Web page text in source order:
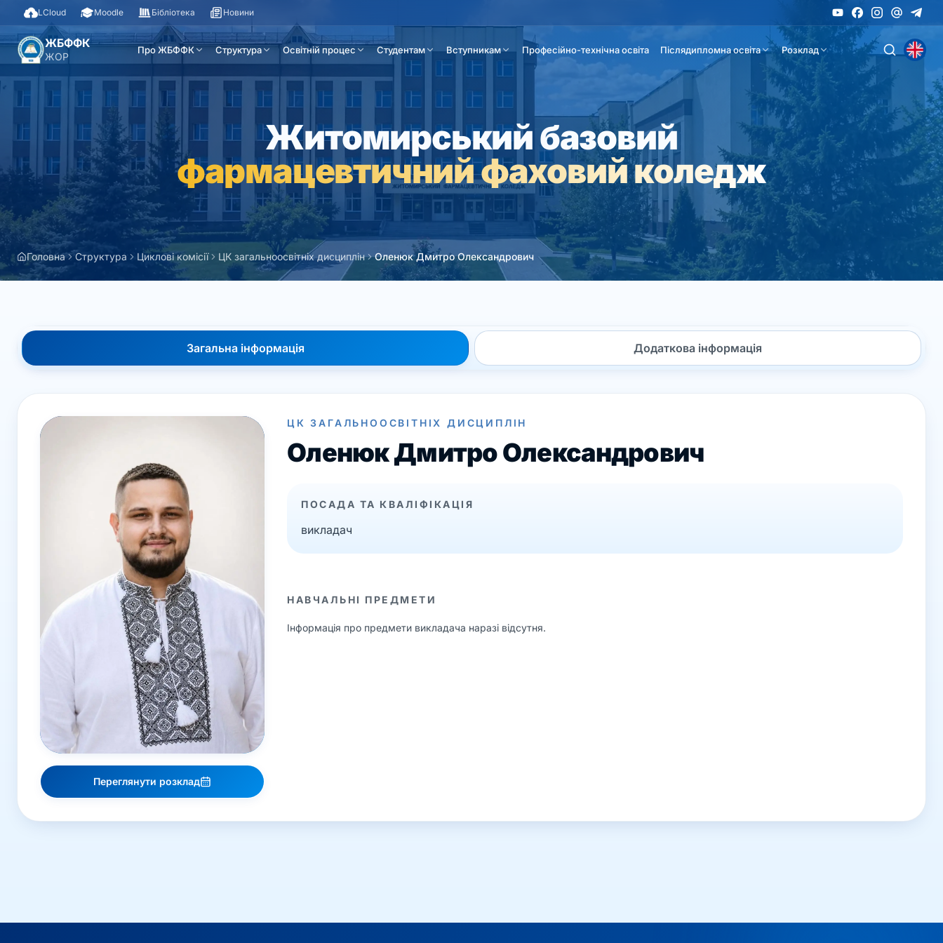
LCloud Moodle Бібліотека Новини
ЖБФФК
ЖОР
Про ЖБФФК Структура Освітній процес Студентам Вступникам Професійно-технічна освіта Післядипломна освіта Розклад
Житомирський базовий
фармацевтичний фаховий коледж
Головна Структура Циклові комісії ЦК загальноосвітніх дисциплін Оленюк Дмитро Олександрович
Загальна інформація Додаткова інформація
Переглянути розклад
ЦК ЗАГАЛЬНООСВІТНІХ ДИСЦИПЛІН
Оленюк Дмитро Олександрович
ПОСАДА ТА КВАЛІФІКАЦІЯ
викладач
НАВЧАЛЬНІ ПРЕДМЕТИ
Інформація про предмети викладача наразі відсутня.